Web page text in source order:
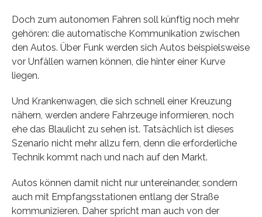
Doch zum autonomen Fahren soll künftig noch mehr
gehören: die automatische Kommunikation zwischen
den Autos. Über Funk werden sich Autos beispielsweise
vor Unfällen warnen können, die hinter einer Kurve
liegen.
Und Krankenwagen, die sich schnell einer Kreuzung
nähern, werden andere Fahrzeuge informieren, noch
ehe das Blaulicht zu sehen ist. Tatsächlich ist dieses
Szenario nicht mehr allzu fern, denn die erforderliche
Technik kommt nach und nach auf den Markt.
Autos können damit nicht nur untereinander, sondern
auch mit Empfangsstationen entlang der Straße
kommunizieren. Daher spricht man auch von der